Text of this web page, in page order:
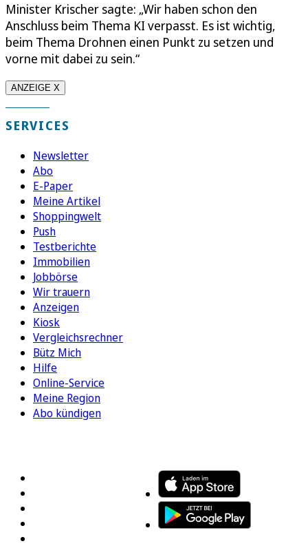
Minister Krischer sagte: „Wir haben schon den
Anschluss beim Thema KI verpasst. Es ist wichtig,
beim Thema Drohnen einen Punkt zu setzen und
vorne mit dabei zu sein.“
ANZEIGE X
SERVICES
Newsletter
Abo
E-Paper
Meine Artikel
Shoppingwelt
Push
Testberichte
Immobilien
Jobbörse
Wir trauern
Anzeigen
Kiosk
Vergleichsrechner
Bütz Mich
Hilfe
Online-Service
Meine Region
Abo kündigen